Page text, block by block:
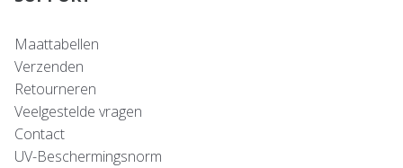
Maattabellen
Verzenden
Retourneren
Veelgestelde vragen
Contact
UV-Beschermingsnorm